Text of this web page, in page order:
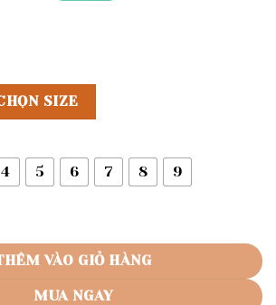
SIZE
4 5 6 7 8 9
- rập áo bé gái số lượng
VÀO GIỎ HÀNG
MUA NGAY